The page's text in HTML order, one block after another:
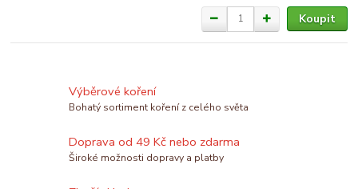
Koupit
Výběrové koření
Bohatý sortiment koření z celého světa
Doprava od 49 Kč nebo zdarma
Široké možnosti dopravy a platby